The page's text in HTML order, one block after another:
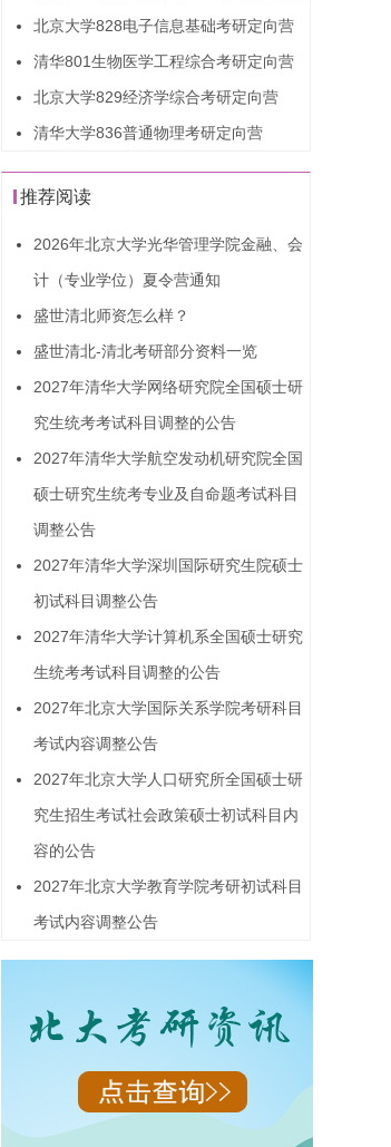
北京大学828电子信息基础考研定向营
清华801生物医学工程综合考研定向营
北京大学829经济学综合考研定向营
清华大学836普通物理考研定向营
推荐阅读
2026年北京大学光华管理学院金融、会
计（专业学位）夏令营通知
盛世清北师资怎么样？
盛世清北-清北考研部分资料一览
2027年清华大学网络研究院全国硕士研
究生统考考试科目调整的公告
2027年清华大学航空发动机研究院全国
硕士研究生统考专业及自命题考试科目
调整公告
2027年清华大学深圳国际研究生院硕士
初试科目调整公告
2027年清华大学计算机系全国硕士研究
生统考考试科目调整的公告
2027年北京大学国际关系学院考研科目
考试内容调整公告
2027年北京大学人口研究所全国硕士研
究生招生考试社会政策硕士初试科目内
容的公告
2027年北京大学教育学院考研初试科目
考试内容调整公告